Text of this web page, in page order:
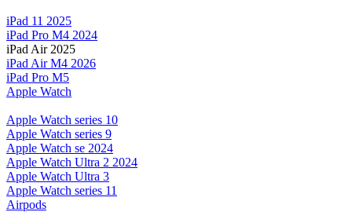
iPad 11 2025
iPad Pro M4 2024
iPad Air 2025
iPad Air M4 2026
iPad Pro M5
Apple Watch
Apple Watch series 10
Apple Watch series 9
Apple Watch se 2024
Apple Watch Ultra 2 2024
Apple Watch Ultra 3
Apple Watch series 11
Airpods